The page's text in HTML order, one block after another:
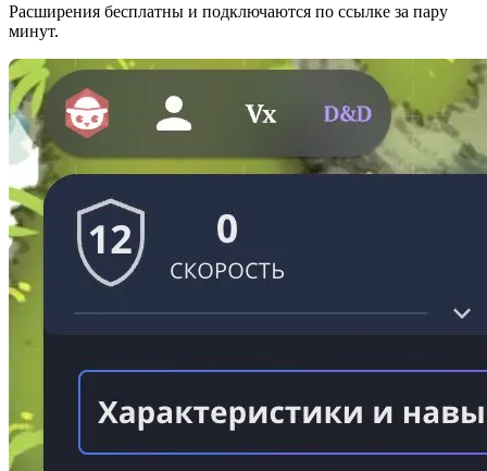
Расширения бесплатны и подключаются по ссылке за пару
минут.